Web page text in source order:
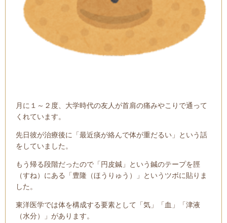
月に１～２度、大学時代の友人が首肩の痛みやこりで通って
くれています。
先日彼が治療後に「最近痰が絡んで体が重だるい」という話
をしていました。
もう帰る段階だったので「円皮鍼」という鍼のテープを脛
（すね）にある「豊隆（ほうりゅう）」というツボに貼りま
した。
東洋医学では体を構成する要素として「気」「血」「津液
（水分）」があります。